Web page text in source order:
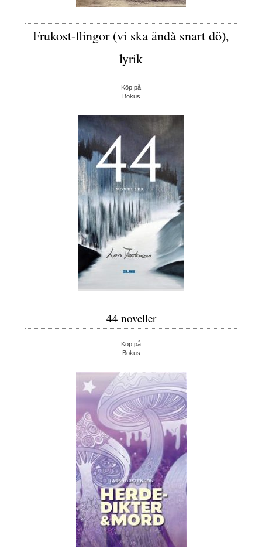
Frukost-flingor (vi ska ändå snart dö),
lyrik
Köp på
Bokus
44 noveller
Köp på
Bokus